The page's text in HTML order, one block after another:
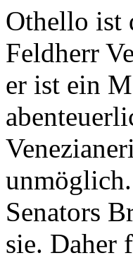
Othello ist
Feldherr
er ist ein
Senators
sie. Daher